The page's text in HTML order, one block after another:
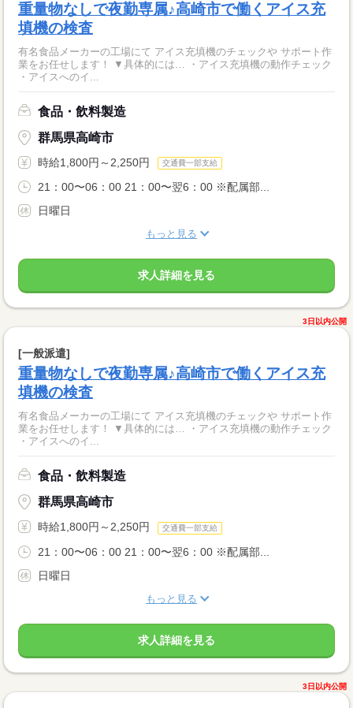
重量物なしで夜勤専属♪高崎市で働くアイス充
填機の検査
有名食品メーカーの工場にて アイス充填機のチェックや サポート作
業をお任せします！ ▼具体的には… ・アイス充填機の動作チェック
・アイスへのイ...
食品・飲料製造
群馬県高崎市
時給1,800円～2,250円 交通費一部支給
21：00〜06：00 21：00〜翌6：00 ※配属部...
日曜日
もっと見る
求人詳細を見る
3日以内公開
[一般派遣]
重量物なしで夜勤専属♪高崎市で働くアイス充
填機の検査
有名食品メーカーの工場にて アイス充填機のチェックや サポート作
業をお任せします！ ▼具体的には… ・アイス充填機の動作チェック
・アイスへのイ...
食品・飲料製造
群馬県高崎市
時給1,800円～2,250円 交通費一部支給
21：00〜06：00 21：00〜翌6：00 ※配属部...
日曜日
もっと見る
求人詳細を見る
3日以内公開